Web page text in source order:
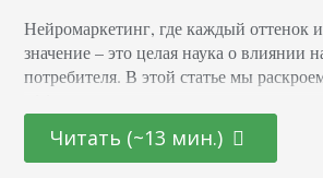
Нейромаркетинг, где каждый оттенок
значение – это целая наука о влиянии
потребителя. В этой статье мы
последних достижениях в области
нейронаук. От подбора цветовой
Читать (~13 мин.)